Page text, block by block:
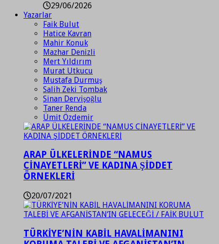
29/06/2026
Yazarlar
Faik Bulut
Hatice Kavran
Mahir Konuk
Mazhar Denizli
Mert Yıldırım
Murat Utkucu
Mustafa Durmuş
Salih Zeki Tombak
Sinan Dervişoğlu
Taner Renda
Ümit Özdemir
ARAP ÜLKELERİNDE “NAMUS
CİNAYETLERİ” VE KADINA ŞİDDET
ÖRNEKLERİ
20/07/2021
TÜRKİYE’NİN KABİL HAVALİMANINI